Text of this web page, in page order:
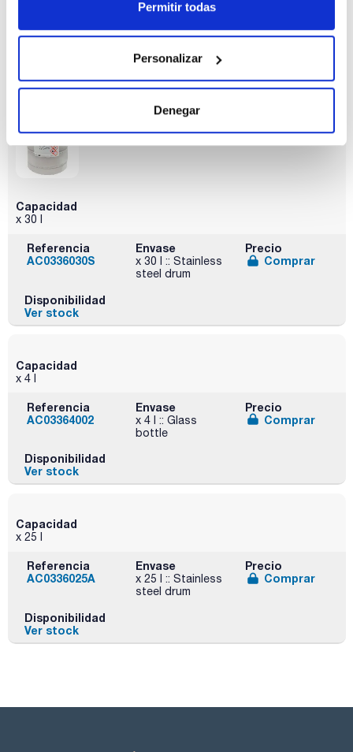
Permitir todas
Personalizar
Denegar
AC03364000
x 4 l :: Glass
Comprar
Ver stock
Capacidad
x 30 l
Referencia
AC0336030S
Envase
x 30 l :: Stainless
steel drum
Precio
Comprar
Disponibilidad
Ver stock
Capacidad
x 4 l
Referencia
AC03364002
Envase
x 4 l :: Glass
bottle
Precio
Comprar
Disponibilidad
Ver stock
Capacidad
x 25 l
Referencia
AC0336025A
Envase
x 25 l :: Stainless
steel drum
Precio
Comprar
Disponibilidad
Ver stock